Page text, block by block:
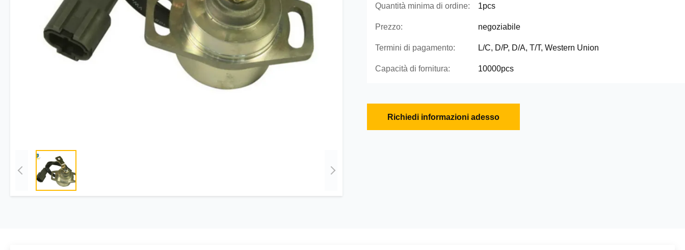
Quantità minima di ordine: 1pcs
Prezzo: negoziabile
Termini di pagamento: L/C, D/P, D/A, T/T, Western Union
Capacità di fornitura: 10000pcs
Richiedi informazioni adesso